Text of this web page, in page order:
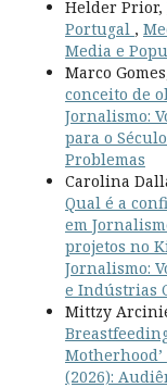
Helder Prior,
Portugal ,
Media e
Marco
conceito de
Jornalismo:
para o
Problemas
Carolina
Qual é a
em
projetos no
Jornalismo:
e Indústrias
Mittzy
Motherhood’
(2026):